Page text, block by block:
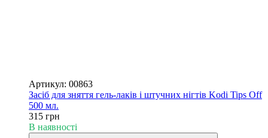
Артикул: 00863
Засіб для зняття гель-лаків і штучних нігтів Kodi Tips Off
500 мл.
315 грн
В наявності